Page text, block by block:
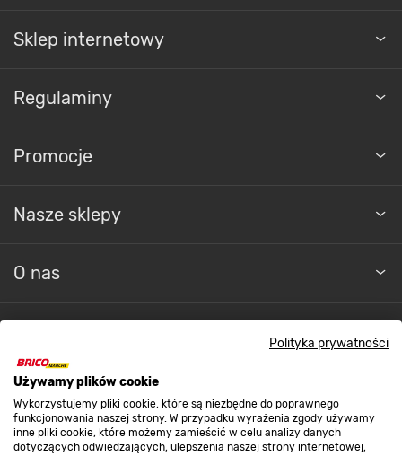
Polityka prywatności
Używamy plików cookie
Wykorzystujemy pliki cookie, które są niezbędne do poprawnego
funkcjonowania naszej strony. W przypadku wyrażenia zgody używamy
inne pliki cookie, które możemy zamieścić w celu analizy danych
dotyczących odwiedzających, ulepszenia naszej strony internetowej,
Sklep internetowy
Regulaminy
Promocje
Nasze sklepy
O nas
Strefa biznesu